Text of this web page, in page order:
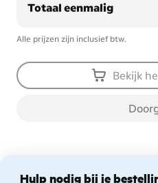
Totaal eenmalig
Alle prijzen zijn inclusief btw.
Bekijk
Hulp nodig bij je